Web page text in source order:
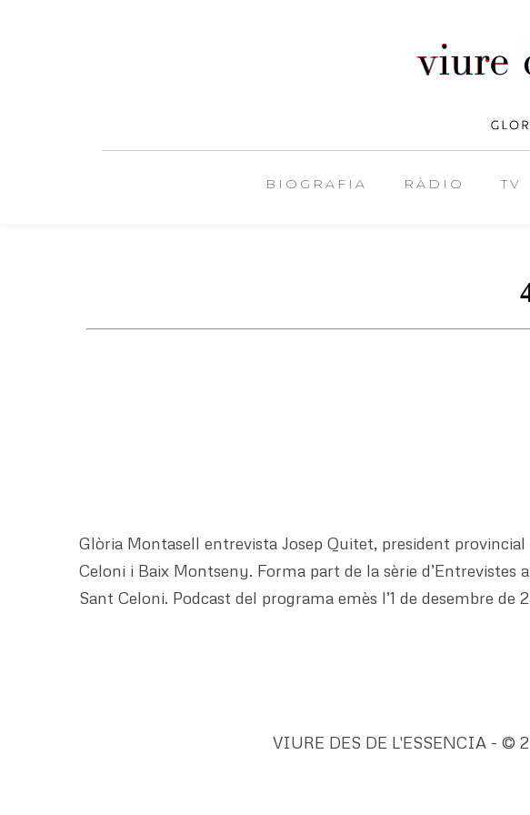
BIOGRAFIA RÀDIO TV
Glòria Montasell entrevista Josep Quitet, president provincial
Celoni i Baix Montseny. Forma part de la sèrie d’Entrevistes
Sant Celoni. Podcast del programa emès l’1 de desembre de
VIURE DES DE L'ESSENCIA - ©